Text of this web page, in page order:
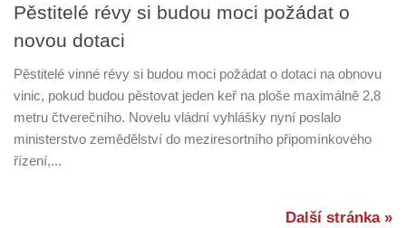
Pěstitelé révy si budou moci požádat o
novou dotaci
Pěstitelé vinné révy si budou moci požádat o dotaci na obnovu
vinic, pokud budou pěstovat jeden keř na ploše maximálně 2,8
metru čtverečního. Novelu vládní vyhlášky nyní poslalo
ministerstvo zemědělství do meziresortního připomínkového
řízení,...
Další stránka »